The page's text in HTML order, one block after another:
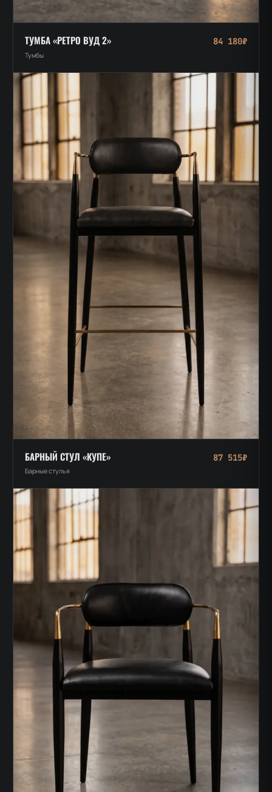
ТУМБА «РЕТРО ВУД 2»
Тумбы
84 180₽
БАРНЫЙ СТУЛ «КУПЕ»
Барные стулья
87 515₽